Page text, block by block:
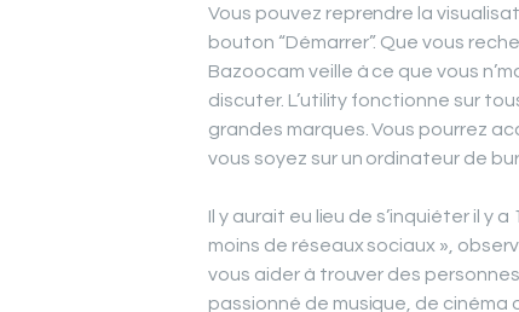
Vous pouvez reprendre la
bouton “Démarrer”. Que vous
Bazoocam veille à ce que vous
discuter. L’utility fonctionne sur
grandes marques. Vous pourrez
vous soyez sur un ordinateur de
Il y aurait eu lieu de s’inquiéter il y
moins de réseaux sociaux »,
vous aider à trouver des
passionné de musique, de cinéma